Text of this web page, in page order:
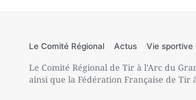
Le Comité Régional Actus Vie sportive
Le Comité Régional de Tir à l'Arc du
ainsi que la Fédération Française de Tir